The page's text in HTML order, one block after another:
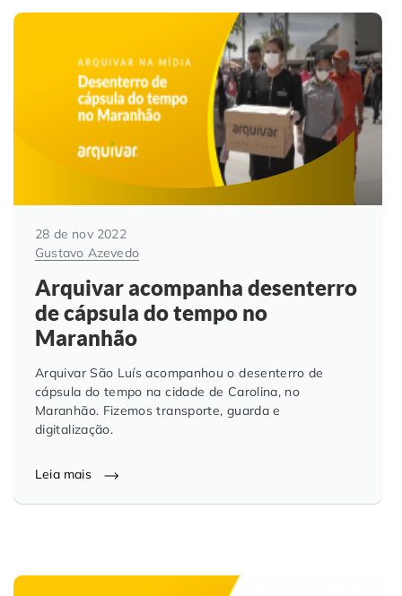
28 de nov 2022
Gustavo Azevedo
Arquivar acompanha desenterro
de cápsula do tempo no
Maranhão
Arquivar São Luís acompanhou o desenterro de
cápsula do tempo na cidade de Carolina, no
Maranhão. Fizemos transporte, guarda e
digitalização.
Leia mais